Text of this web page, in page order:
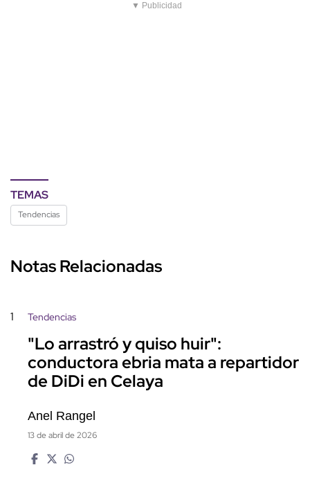
▼ Publicidad
TEMAS
Tendencias
Notas Relacionadas
1 Tendencias
"Lo arrastró y quiso huir":
conductora ebria mata a repartidor
de DiDi en Celaya
Anel Rangel
13 de abril de 2026